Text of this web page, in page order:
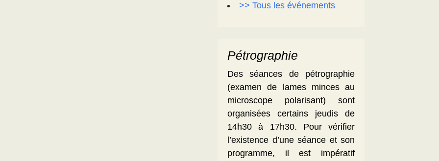
>> Tous les événements
Pétrographie
Des séances de pétrographie
(examen de lames minces au
microscope polarisant) sont
organisées certains jeudis de
14h30 à 17h30. Pour vérifier
l’existence d’une séance et son
programme, il est impératif